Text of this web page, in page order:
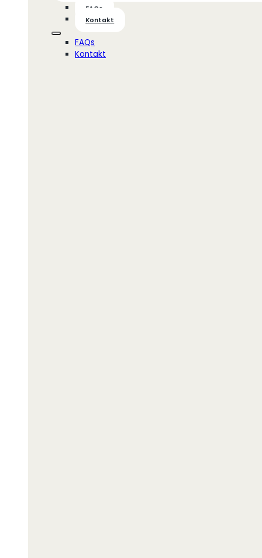
FAQs
Kontakt
FAQs
Kontakt